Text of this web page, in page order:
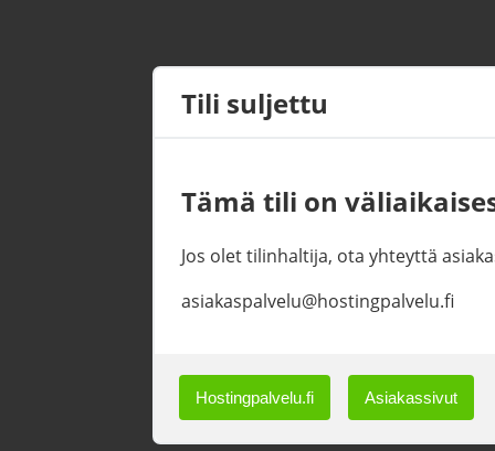
Tili suljettu
Tämä tili on
Jos olet tilinhaltija, ota yhteyttä
asiakaspalvelu@hostingpalvelu.fi
Hostingpalvelu.fi Asiakassivut